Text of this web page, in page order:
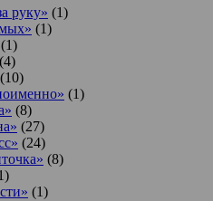
руку» (1)
(1)
(1)
(4)
(10)
(1)
(8)
(27)
(24)
(8)
(1)